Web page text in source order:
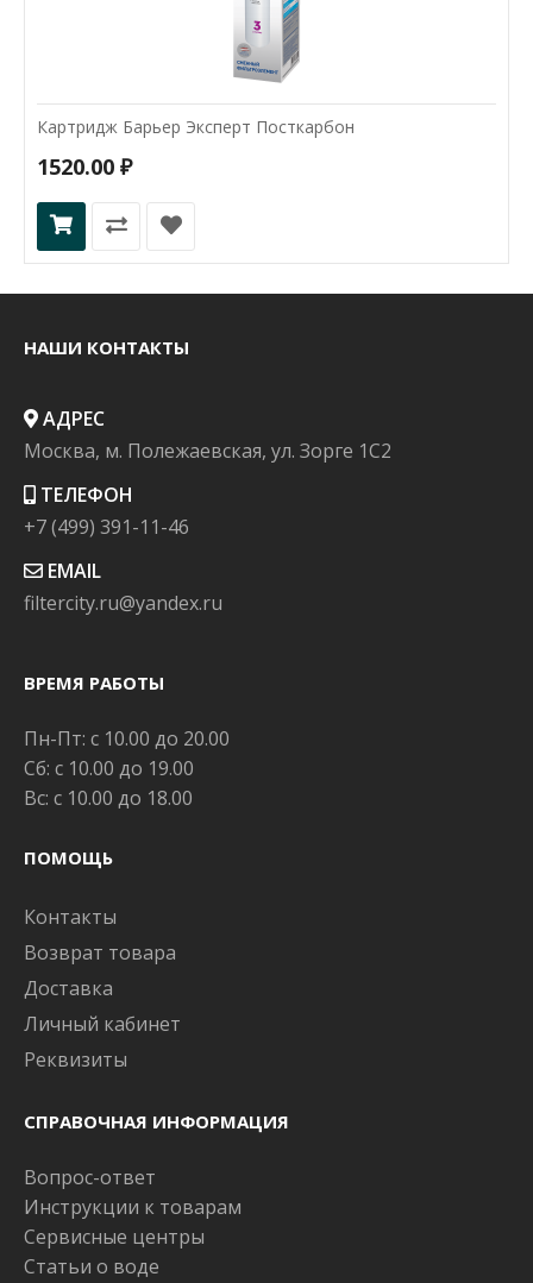
Картридж Барьер Эксперт Посткарбон
1520.00 ₽
НАШИ КОНТАКТЫ
АДРЕС
Москва, м. Полежаевская, ул. Зорге 1C2
ТЕЛЕФОН
+7 (499) 391-11-46
EMAIL
filtercity.ru@yandex.ru
ВРЕМЯ РАБОТЫ
Пн-Пт: с 10.00 до 20.00
Сб: с 10.00 до 19.00
Вс: с 10.00 до 18.00
ПОМОЩЬ
Контакты
Возврат товара
Доставка
Личный кабинет
Реквизиты
СПРАВОЧНАЯ ИНФОРМАЦИЯ
Вопрос-ответ
Инструкции к товарам
Сервисные центры
Статьи о воде